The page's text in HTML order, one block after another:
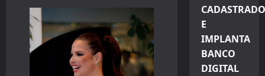
E
IMPLANTA
BANCO
DIGITAL